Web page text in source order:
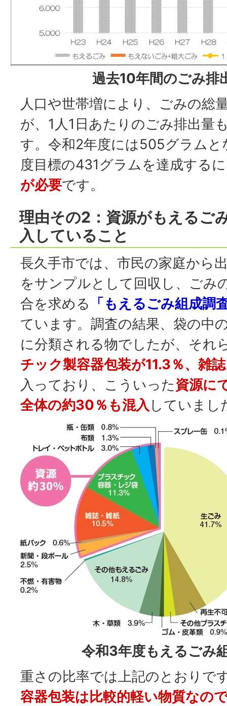
過去10年間のごみ排
人口や世帯増により、ごみの総
が、1人1日あたりのごみ排出量
す。令和2年度には505グラム
度目標の431グラムを達成する
が必要です。
理由その2：資源がもえるご
入していること
長久手市では、市民の家庭から
をサンプルとして回収し、ごみ
合を求める
「もえるごみ組成調
ています。調査の結果、袋の中
に分類される物でしたが、それ
チック製容器包装が11.3％、雑
入っており、こういった資源に
全体の約30％も混入 していまし
令和3年度もえるごみ
重さの比率では上記のとおりで
容器包装は比較的軽い物質なの